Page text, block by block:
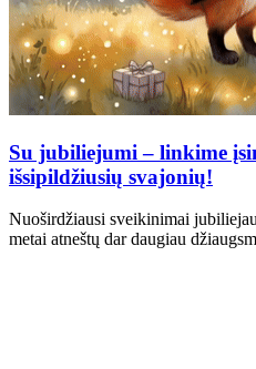
Su jubiliejumi – linkime
išsipildžiusių svajonių!
Nuoširdžiausi sveikinimai
metai atneštų dar daugiau